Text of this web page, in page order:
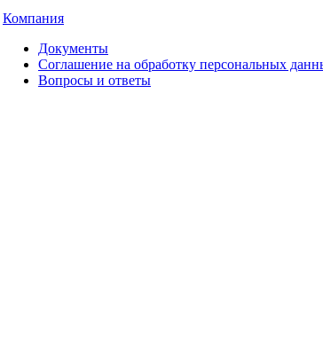
Компания
Документы
Соглашение на обработку персональных
Вопросы и ответы